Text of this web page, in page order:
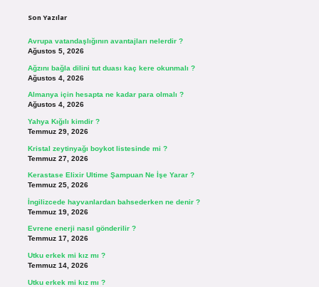
Son Yazılar
Avrupa vatandaşlığının avantajları nelerdir ?
Ağustos 5, 2026
Ağzını bağla dilini tut duası kaç kere okunmalı ?
Ağustos 4, 2026
Almanya için hesapta ne kadar para olmalı ?
Ağustos 4, 2026
Yahya Kığılı kimdir ?
Temmuz 29, 2026
Kristal zeytinyağı boykot listesinde mi ?
Temmuz 27, 2026
Kerastase Elixir Ultime Şampuan Ne İşe Yarar ?
Temmuz 25, 2026
İngilizcede hayvanlardan bahsederken ne denir ?
Temmuz 19, 2026
Evrene enerji nasıl gönderilir ?
Temmuz 17, 2026
Utku erkek mi kız mı ?
Temmuz 14, 2026
Utku erkek mi kız mı ?